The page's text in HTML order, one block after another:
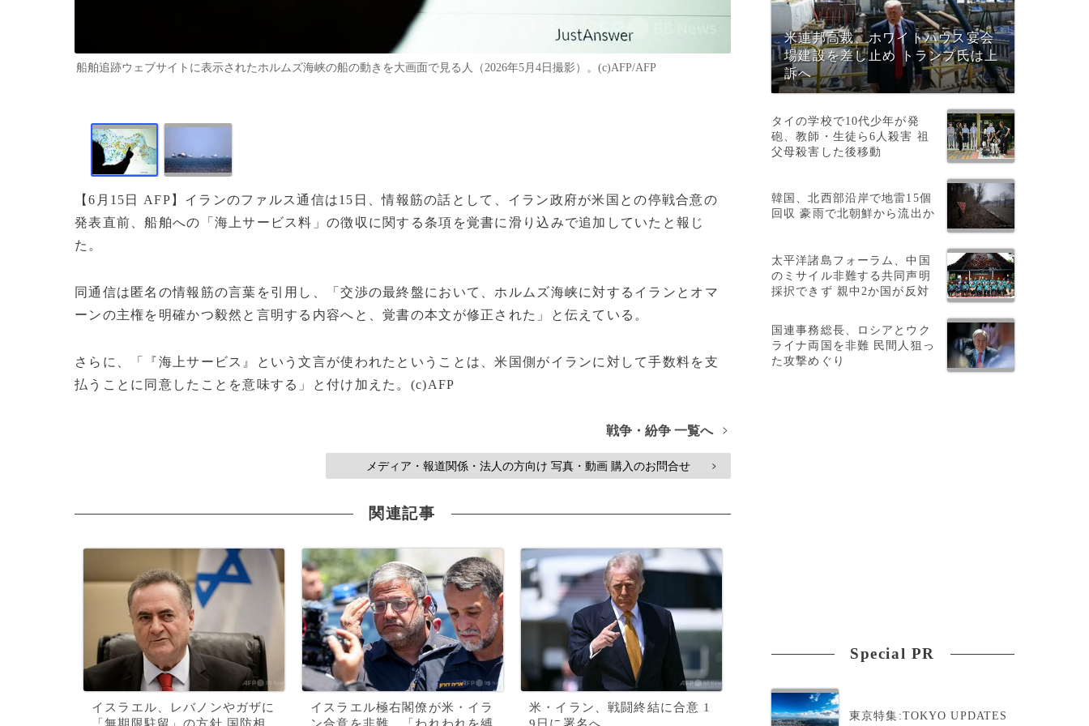
船舶追跡ウェブサイトに表示されたホルムズ海峡の船の動きを大画面で見る人（2026年5月4日撮影）。(c)AFP/AFP
【6月15日 AFP】イランのファルス通信は15日、情報筋の話として、イラン政府が米国との停戦合意の
発表直前、船舶への「海上サービス料」の徴収に関する条項を覚書に滑り込みで追加していたと報じ
た。
同通信は匿名の情報筋の言葉を引用し、「交渉の最終盤において、ホルムズ海峡に対するイランとオマ
ーンの主権を明確かつ毅然と言明する内容へと、覚書の本文が修正された」と伝えている。
さらに、「『海上サービス』という文言が使われたということは、米国側がイランに対して手数料を支
払うことに同意したことを意味する」と付け加えた。(c)AFP
戦争・紛争 一覧へ >
メディア・報道関係・法人の方向け 写真・動画 購入のお問合せ >
関連記事
イスラエル、レバノンやガザに
イスラエル極右閣僚が米・イラ
米・イラン、戦闘終結に合意 1
米連邦高裁、ホワイトハウス宴会
場建設を差し止め トランプ氏は上
訴へ
タイの学校で10代少年が発
砲、教師・生徒ら6人殺害 祖
父母殺害した後移動
韓国、北西部沿岸で地雷15個
回収 豪雨で北朝鮮から流出か
太平洋諸島フォーラム、中国
のミサイル非難する共同声明
採択できず 親中2か国が反対
国連事務総長、ロシアとウク
ライナ両国を非難 民間人狙っ
た攻撃めぐり
Special PR
東京特集:TOKYO UPDATES